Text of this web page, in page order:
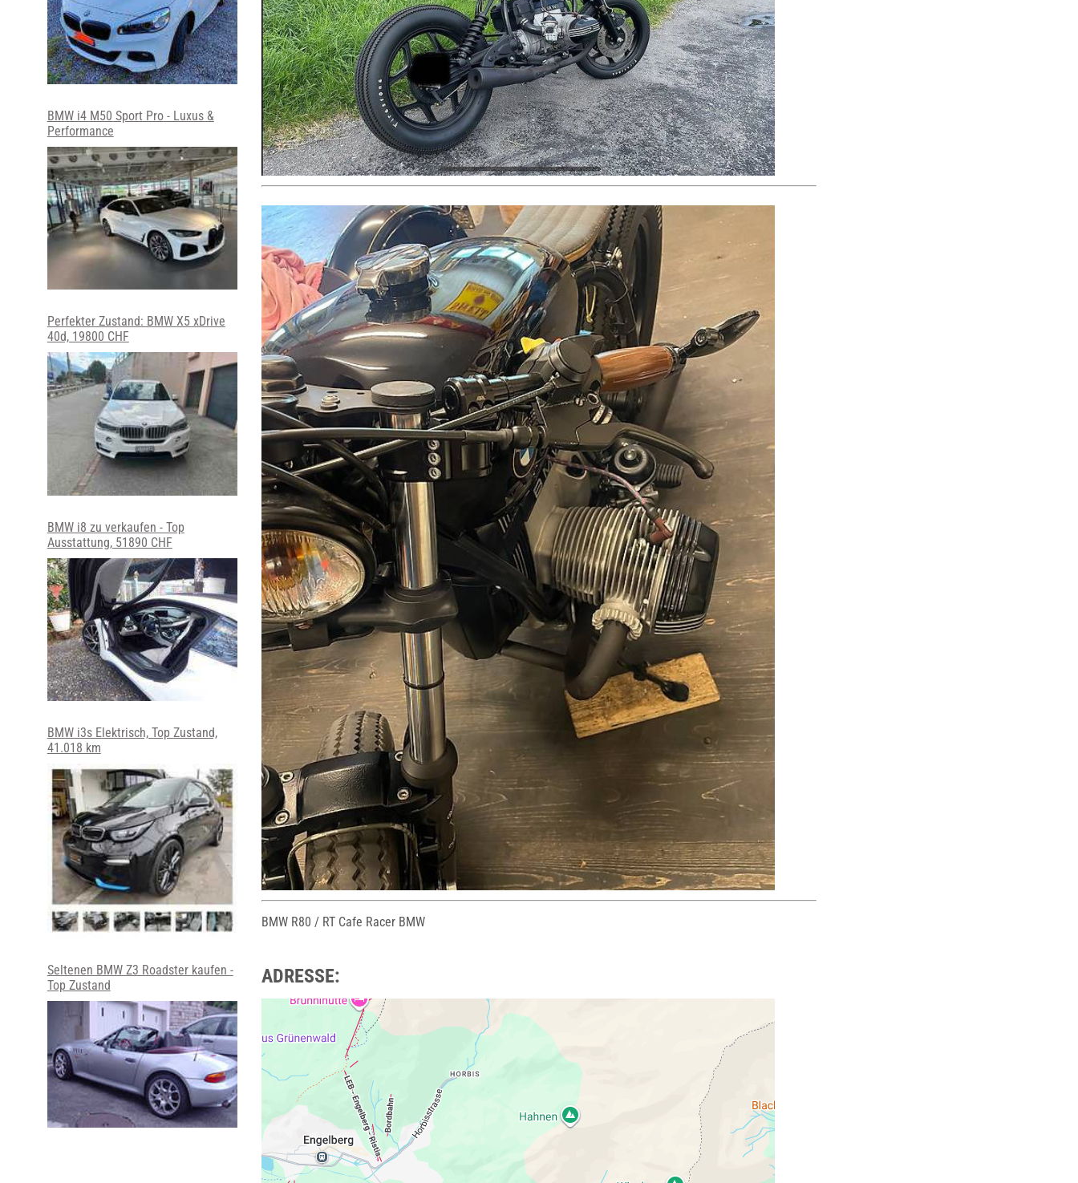
BMW R80 / RT Cafe Racer BMW
ADRESSE:
BMW i4 M50 Sport Pro - Luxus &
Performance
Perfekter Zustand: BMW X5 xDrive
40d, 19800 CHF
BMW i8 zu verkaufen - Top
Ausstattung, 51890 CHF
BMW i3s Elektrisch, Top Zustand,
41.018 km
Seltenen BMW Z3 Roadster kaufen -
Top Zustand